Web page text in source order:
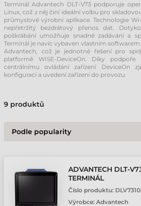
Terminál Advantech DLT-V73 podporuje
Linux, což z něj činí ideální volbu pro
průmyslové výrobní aplikace. Technologie
nepřetržitý bezdrátový přenos dat.
poškrábání umožňuje snadné zadávání a
Terminál je navíc vybaven vlastním
Advantech, což je jednotné řešení pro
platformě WISE-DeviceOn. Díky
centrálnímu ovládání zařízení DeviceOn
konfiguraci a uvedení zařízení do provozu.
9 produktů
ADVANTECH DLT-
TERMINÁL
Číslo produktu:
Výrobce: Advantech